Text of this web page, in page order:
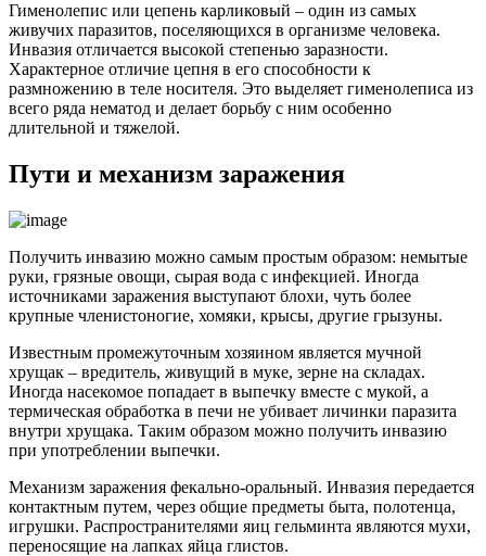
Гименолепис или цепень карликовый – один из самых
живучих паразитов, поселяющихся в организме человека.
Инвазия отличается высокой степенью заразности.
Характерное отличие цепня в его способности к
размножению в теле носителя. Это выделяет гименолеписа из
всего ряда нематод и делает борьбу с ним особенно
длительной и тяжелой.
Пути и механизм заражения
Получить инвазию можно самым простым образом: немытые
руки, грязные овощи, сырая вода с инфекцией. Иногда
источниками заражения выступают блохи, чуть более
крупные членистоногие, хомяки, крысы, другие грызуны.
Известным промежуточным хозяином является мучной
хрущак – вредитель, живущий в муке, зерне на складах.
Иногда насекомое попадает в выпечку вместе с мукой, а
термическая обработка в печи не убивает личинки паразита
внутри хрущака. Таким образом можно получить инвазию
при употреблении выпечки.
Механизм заражения фекально-оральный. Инвазия передается
контактным путем, через общие предметы быта, полотенца,
игрушки. Распространителями яиц гельминта являются мухи,
переносящие на лапках яйца глистов.